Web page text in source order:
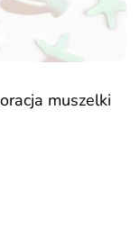
muszelki